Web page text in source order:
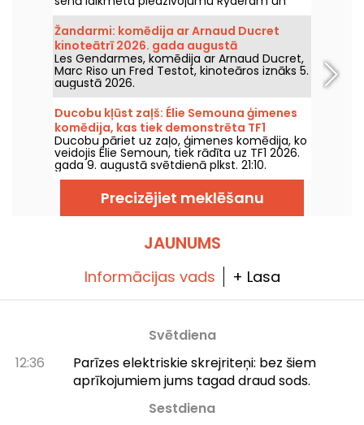
viņa komandai.
Žandarmi: komēdija ar Arnaud Ducret
kinoteātrī 2026. gada augustā
Les Gendarmes, komēdija ar Arnaud Ducret,
Marc Riso un Fred Testot, kinoteāros iznāks 5.
augustā 2026.
Ducobu kļūst zaļš: Élie Semouna ģimenes
komēdija, kas tiek demonstrēta TF1
Ducobu pāriet uz zaļo, ģimenes komēdija, ko
veidojis Élie Semoun, tiek rādīta uz TF1 2026.
gada 9. augustā svētdienā plkst. 21:10.
Precizējiet meklēšanu
JAUNUMS
Informācijas vads + Lasa
Svētdiena
12:36
Parīzes elektriskie skrejriteņi: bez šiem
aprīkojumiem jums tagad draud sods.
Sestdiena